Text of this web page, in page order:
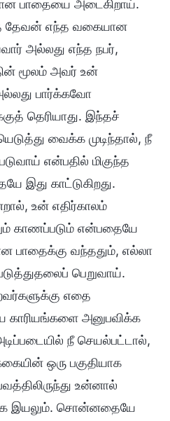
பாதையை அடைகிறாய்.
தேவன் எந்த வகையான
அல்லது எந்த நபர்,
மூலம் அவர் உன்
பார்க்கவோ
தெரியாது. இந்தச்
வைக்க முடிந்தால், நீ
என்பதில் மிகுந்த
இது காட்டுகிறது.
உன் எதிர்காலம்
காணப்படும் என்பதையே
பாதைக்கு வந்ததும், எல்லா
பெறுவாய்.
எதை
காரியங்களை அனுபவிக்க
நீ செயல்பட்டால்,
ஒரு பகுதியாக
உன்னால்
இயலும். சொன்னதையே